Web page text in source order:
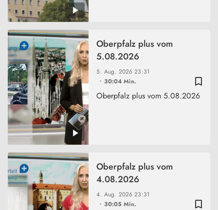
bookmark_border
5. Aug. 202623:31
30:04 Min.
Oberpfalz plus vom
5.08.2026
Oberpfalz plus vom 5.08.2026
bookmark_border
4. Aug. 202623:31
30:05 Min.
Oberpfalz plus vom
4.08.2026